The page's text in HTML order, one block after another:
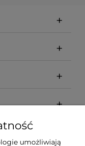
umożliwiają